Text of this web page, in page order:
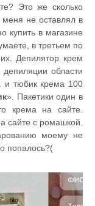
Это же сколько
не оставлял в
купить в магазине
в третьем по
Депилятор крем
области
тюбик крема 100
». Пакетики один в
крема на сайте.
сайте с ромашкой.
моему не
попалось?(